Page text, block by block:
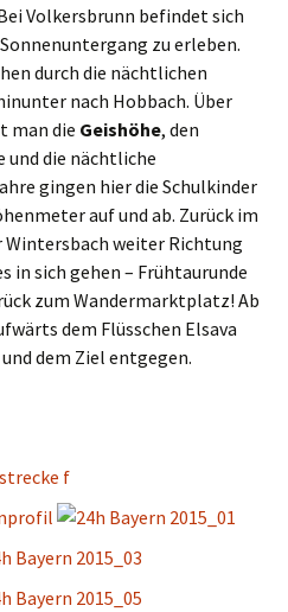
Volkersbrunn befindet sich
zu erleben.
durch die nächtlichen
nach Hobbach. Über
man die Geishöhe, den
und die nächtliche
gingen hier die Schulkinder
auf und ab. Zurück im
weiter Richtung
in sich gehen – Frühtaurunde
zum Wandermarktplatz! Ab
dem Flüsschen Elsava
dem Ziel entgegen.